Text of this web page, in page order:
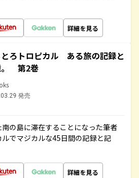
詳細を見る
とろトロピカル ある旅の記録と
。 第2巻
発売
の島に滞在することになった筆者
でマジカルな45日間の記録と記
詳細を見る